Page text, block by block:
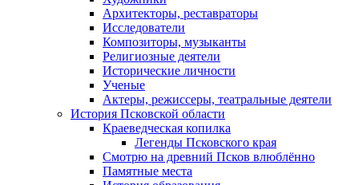
Архитекторы, реставраторы
Исследователи
Композиторы, музыканты
Религиозные деятели
Исторические личности
Ученые
Актеры, режиссеры, театральные деятели
История Псковской области
Краеведческая копилка
Легенды Псковского края
Смотрю на древний Псков влюблённо
Памятные места